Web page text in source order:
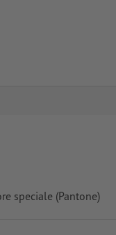
speciale (Pantone)